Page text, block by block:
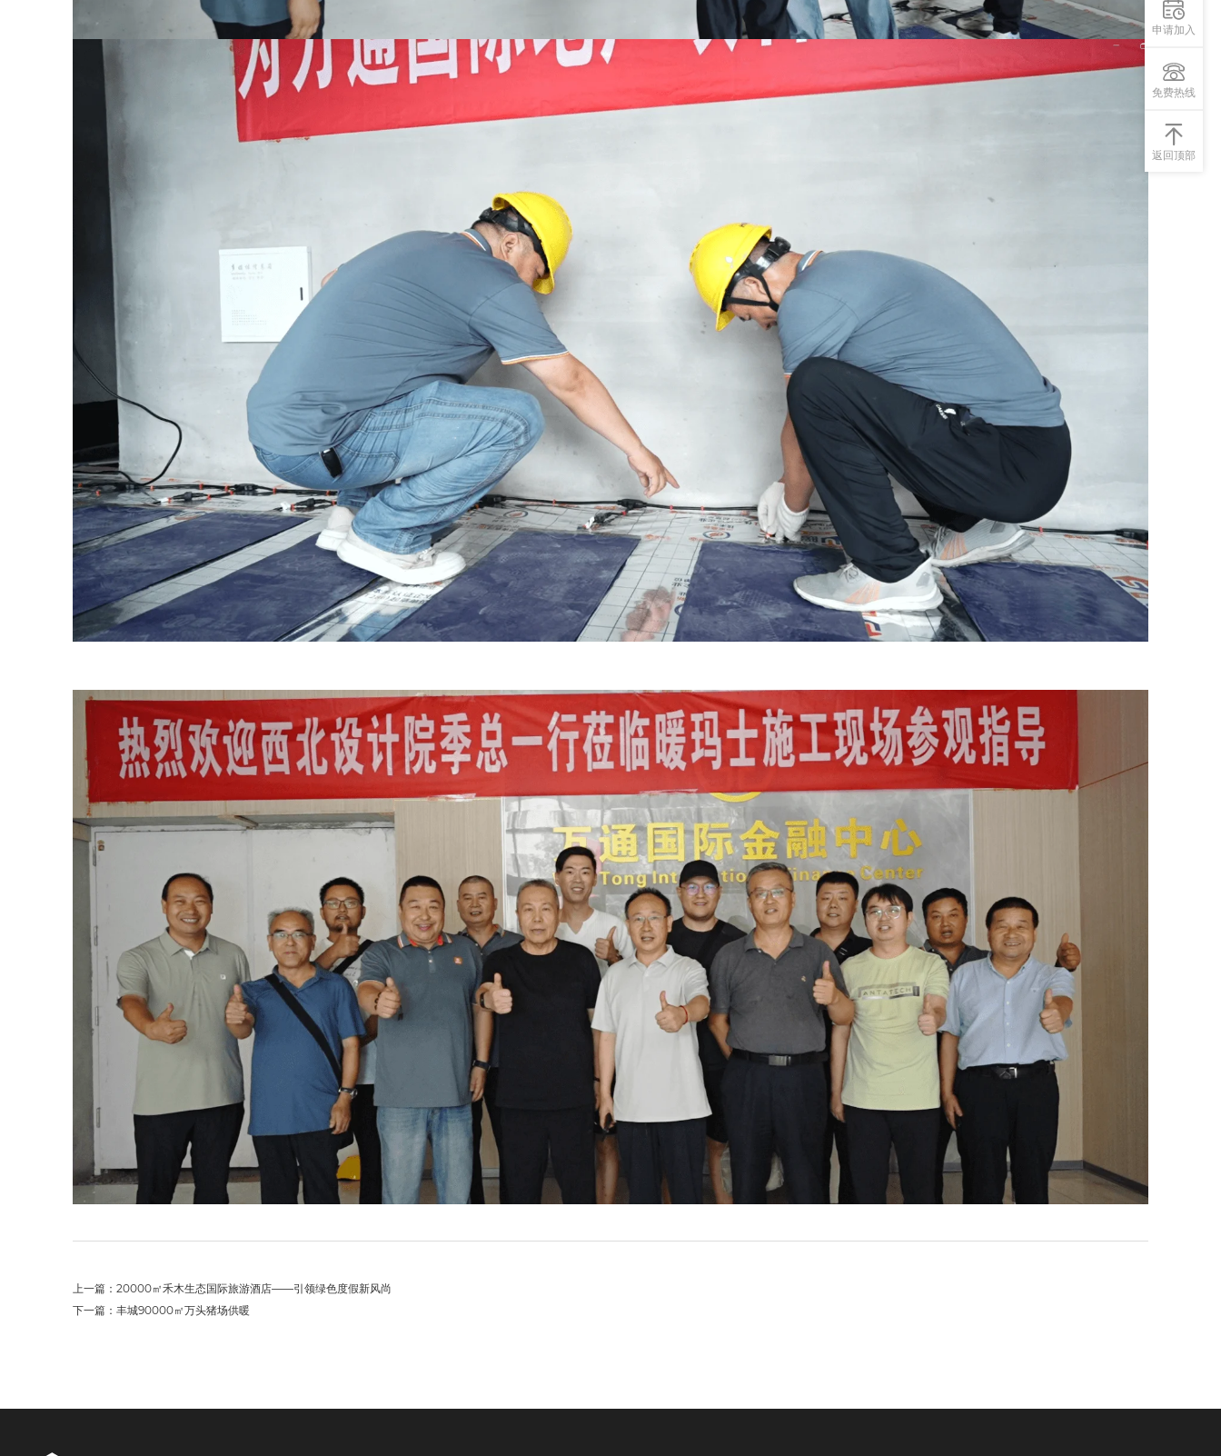
上一篇：20000㎡禾木生态国际旅游酒店——引领绿色度假新风尚
下一篇：丰城90000㎡万头猪场供暖
申请加入
免费热线
返回顶部